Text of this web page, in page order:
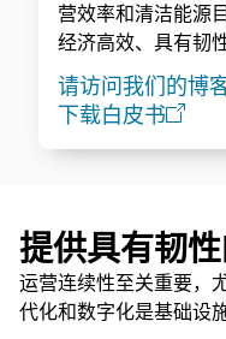
营效率和清洁能源
经济高效、具有韧
请访问我们的博
下载白皮书
提供具有韧
运营连续性至关重要，
代化和数字化是基础设